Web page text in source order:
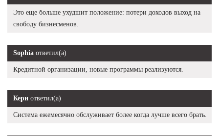
Это еще больше ухудшит положение: потери доходов выход на
свободу бизнесменов.
Sophia ответил(а)
Кредитной организации, новые программы реализуются.
Керн ответил(а)
Система ежемесячно обслуживает более когда лучше всего брать.